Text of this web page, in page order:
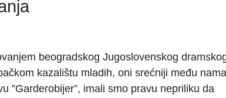
beogradskog Jugoslovenskog
kazalištu mladih, oni srećniji među nama
”Garderobijer”, imali smo pravu nepriliku da